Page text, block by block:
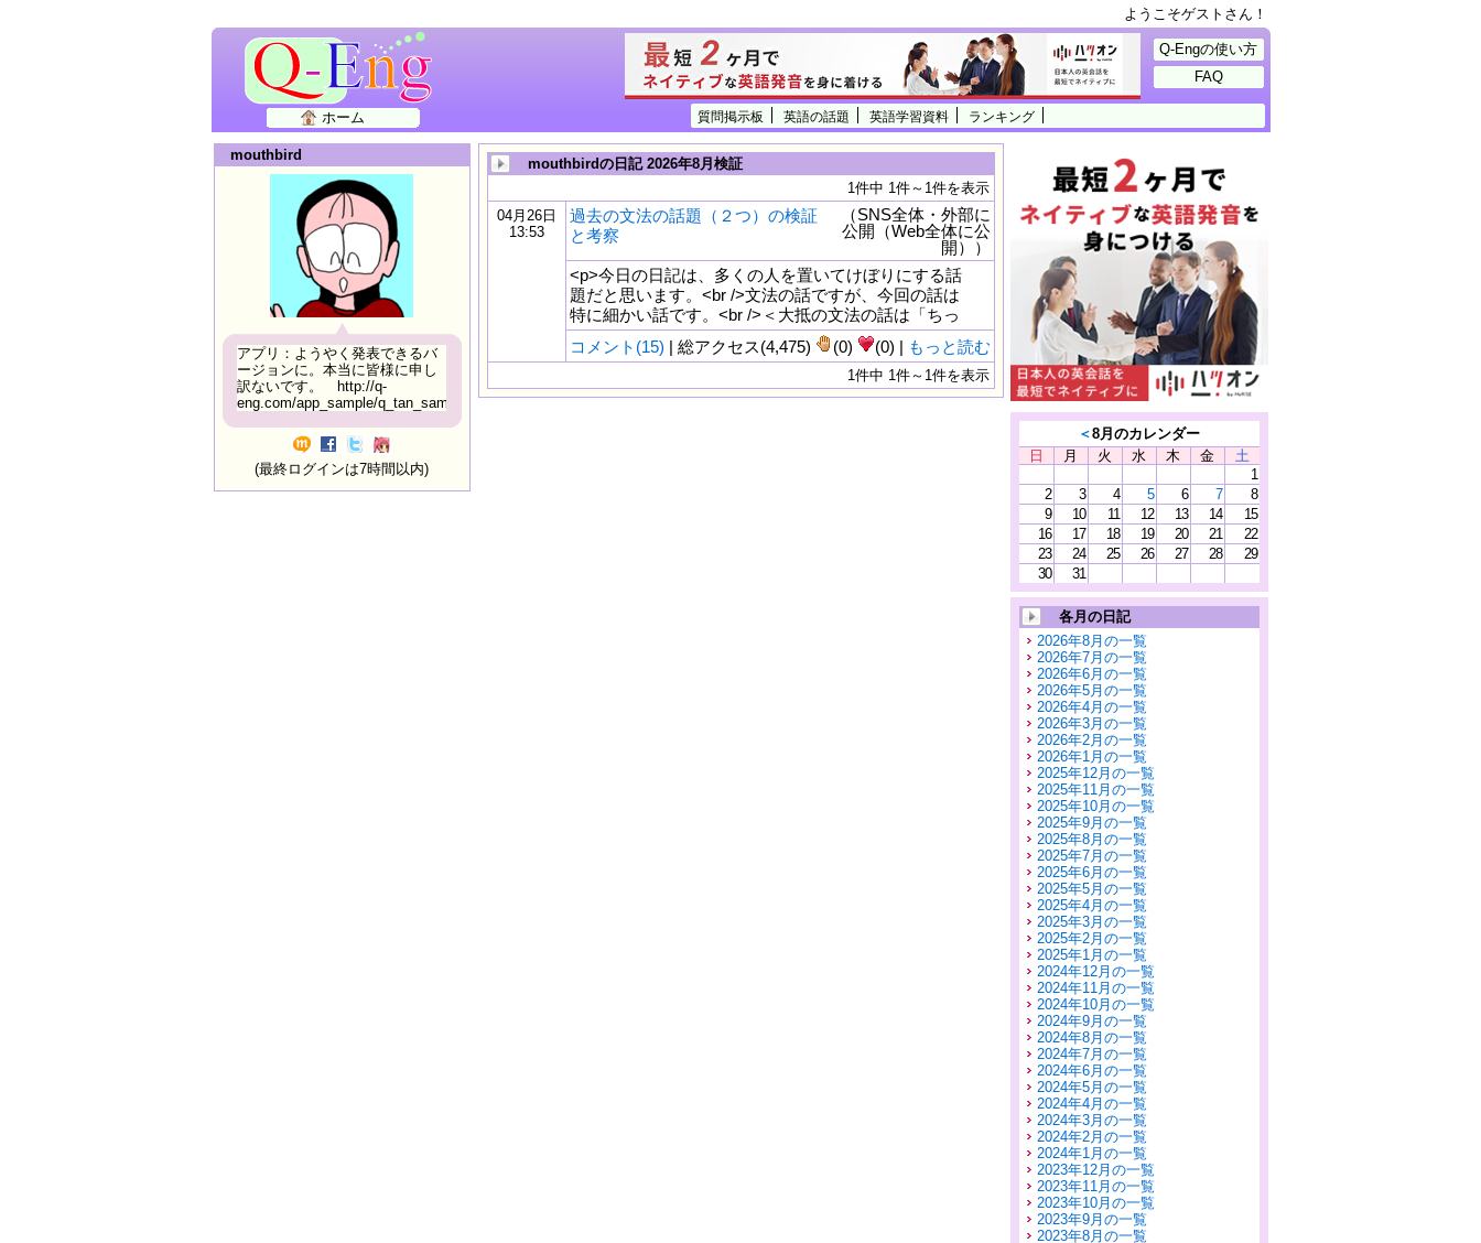
ようこそゲストさん！
質問掲示板 英語の話題 英語学習資料 ランキング
ホーム
Q-Engの使い方
FAQ
mouthbird
アプリ：ようやく発表できるバ
ージョンに。本当に皆様に申し
訳ないです。 http://q-
eng.com/app_sample/q_tan_sample06.html
(最終ログインは7時間以内)
mouthbirdの日記 2026年8月検証
1件中 1件～1件を表示
04月26日
13:53
過去の文法の話題（２つ）の検証
と考察
（SNS全体・外部に
公開（Web全体に公
開））
<p>今日の日記は、多くの人を置いてけぼりにする話
題だと思います。<br />文法の話ですが、今回の話は
特に細かい話です。<br />＜大抵の文法の話は「ちっ
コメント(15) | 総アクセス(4,475) (0) (0) | もっと読む
1件中 1件～1件を表示
＜8月のカレンダー
日
月 火 水 木 金
土
1
2
3 4 5 6 7
8
9
10 11 12 13 14
15
16
17 18 19 20 21
22
23
24 25 26 27 28
29
30
31
各月の日記
2026年8月の一覧
2026年7月の一覧
2026年6月の一覧
2026年5月の一覧
2026年4月の一覧
2026年3月の一覧
2026年2月の一覧
2026年1月の一覧
2025年12月の一覧
2025年11月の一覧
2025年10月の一覧
2025年9月の一覧
2025年8月の一覧
2025年7月の一覧
2025年6月の一覧
2025年5月の一覧
2025年4月の一覧
2025年3月の一覧
2025年2月の一覧
2025年1月の一覧
2024年12月の一覧
2024年11月の一覧
2024年10月の一覧
2024年9月の一覧
2024年8月の一覧
2024年7月の一覧
2024年6月の一覧
2024年5月の一覧
2024年4月の一覧
2024年3月の一覧
2024年2月の一覧
2024年1月の一覧
2023年12月の一覧
2023年11月の一覧
2023年10月の一覧
2023年9月の一覧
2023年8月の一覧